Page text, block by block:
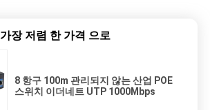
가장 저렴 한 가격 으로
8 항구 100m 관리되지 않는 산업 POE
스위치 이더네트 UTP 1000Mbps